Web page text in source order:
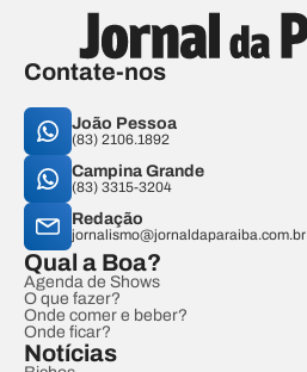
Contate-nos
João Pessoa
(83) 2106.1892
Campina Grande
(83) 3315-3204
Redação
jornalismo@jornaldaparaiba.com.br
Qual a Boa?
Agenda de Shows
O que fazer?
Onde comer e beber?
Onde ficar?
Notícias